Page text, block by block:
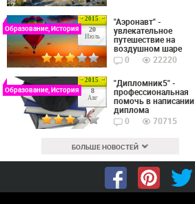
2015
20
Июль
Образование, История
"Аэронавт" -
увлекательное
путешествие на
воздушном шаре
0
22220
2015
8
Авг
Образование, История
"Дипломник5" -
профессиональная
помочь в написании
диплома
0
70715
БОЛЬШЕ НОВОСТЕЙ